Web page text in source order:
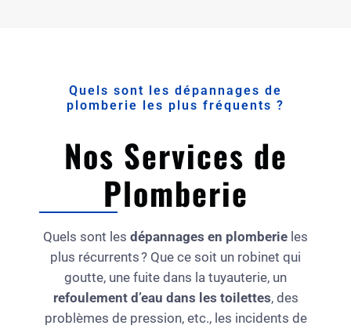
Quels sont les dépannages de
plomberie les plus fréquents ?
Nos Services de
Plomberie
Quels sont les dépannages en plomberie les
plus récurrents ? Que ce soit un robinet qui
goutte, une fuite dans la tuyauterie, un
refoulement d’eau dans les toilettes, des
problèmes de pression, etc., les incidents de